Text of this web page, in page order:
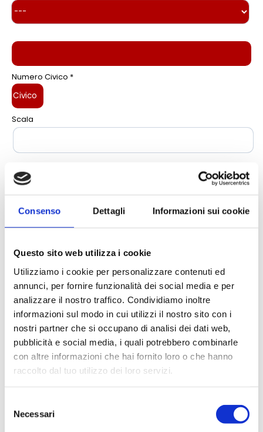
Consenso Dettagli Informazioni sui cookie
Questo sito web utilizza i cookie
Utilizziamo i cookie per personalizzare contenuti ed
annunci, per fornire funzionalità dei social media e per
analizzare il nostro traffico. Condividiamo inoltre
informazioni sul modo in cui utilizzi il nostro sito con i
nostri partner che si occupano di analisi dei dati web,
pubblicità e social media, i quali potrebbero combinarle
con altre informazioni che hai fornito loro o che hanno
raccolto dal tuo utilizzo dei loro servizi.
delNecessari
Numero Civico *
Scala
Tel. fisso
Mobile
E-mail principale*Utilizzata anche per l'accesso al sito